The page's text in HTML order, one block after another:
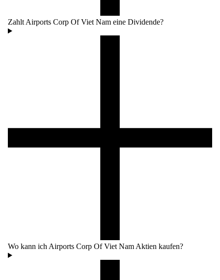
Zahlt Airports Corp Of Viet Nam eine Dividende?
Wo kann ich Airports Corp Of Viet Nam Aktien kaufen?